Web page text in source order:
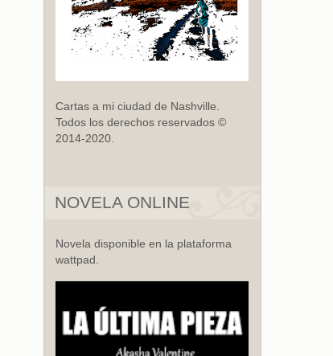
Cartas a mi ciudad de Nashville.
Todos los derechos reservados ©
2014-2020.
NOVELA ONLINE
Novela disponible en la plataforma
wattpad.